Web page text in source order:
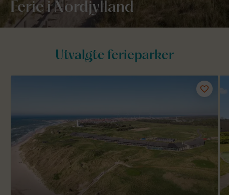
Ferie i Nordjylland